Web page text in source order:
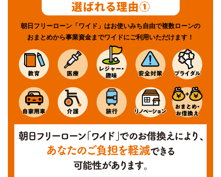
朝日フリーローン「ワイド」はお使いみち自由で複数ローンの
おまとめから事業資金までワイドにご利用いただけます！